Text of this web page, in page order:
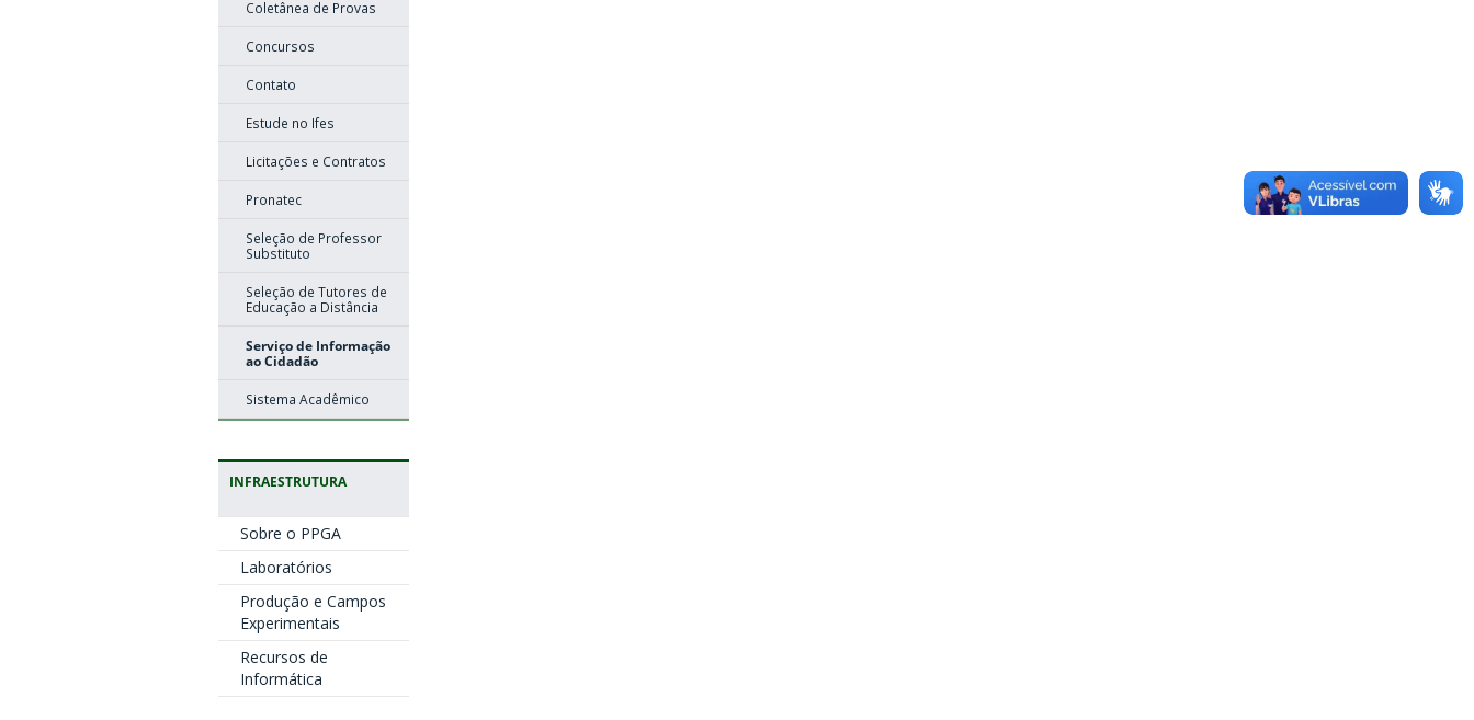
Coletânea de Provas
Concursos
Contato
Estude no Ifes
Licitações e Contratos
Pronatec
Seleção de Professor
Substituto
Seleção de Tutores de
Educação a Distância
Serviço de Informação
ao Cidadão
Sistema Acadêmico
INFRAESTRUTURA
Sobre o PPGA
Laboratórios
Produção e Campos
Experimentais
Recursos de
Informática